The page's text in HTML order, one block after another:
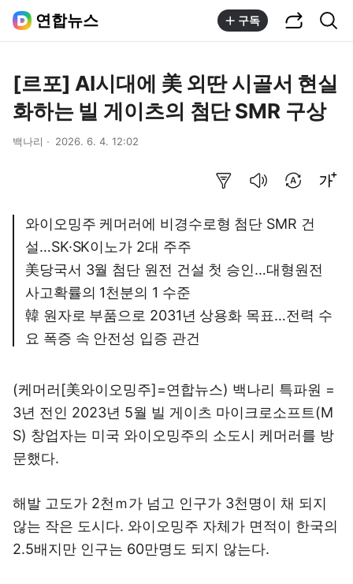
연합뉴스 구독
[르포] AI시대에 美 외딴 시골서 현실
화하는 빌 게이츠의 첨단 SMR 구상
백나리 2026. 6. 4. 12:02
와이오밍주 케머러에 비경수로형 첨단 SMR 건
설…SK·SK이노가 2대 주주
美당국서 3월 첨단 원전 건설 첫 승인…대형원전
사고확률의 1천분의 1 수준
韓 원자로 부품으로 2031년 상용화 목표…전력 수
요 폭증 속 안전성 입증 관건
(케머러[美와이오밍주]=연합뉴스) 백나리 특파원 =
3년 전인 2023년 5월 빌 게이츠 마이크로소프트(M
S) 창업자는 미국 와이오밍주의 소도시 케머러를 방
문했다.
해발 고도가 2천ｍ가 넘고 인구가 3천명이 채 되지
않는 작은 도시다. 와이오밍주 자체가 면적이 한국의
2.5배지만 인구는 60만명도 되지 않는다.